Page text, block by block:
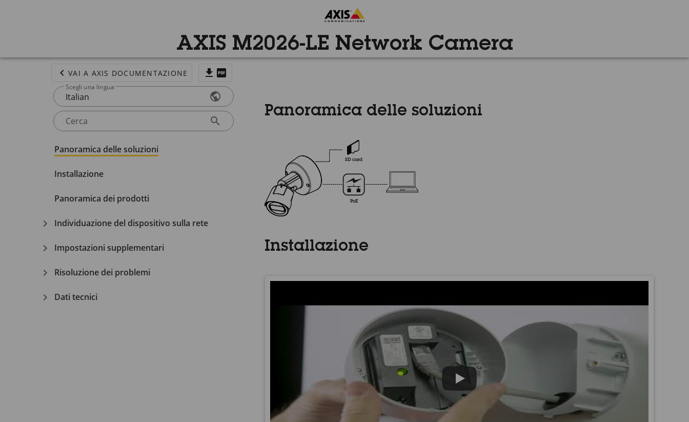
AXIS M2026-LE Network Camera
VAI A AXIS DOCUMENTAZIONE
Scegli una lingua
Italian
Cerca
Panoramica delle soluzioni
Installazione
Panoramica dei prodotti
Individuazione del dispositivo sulla rete
Impostazioni supplementari
Risoluzione dei problemi
Dati tecnici
Panoramica delle soluzioni
Installazione